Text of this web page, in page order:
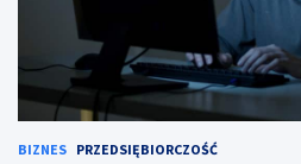
BIZNES PRZEDSIĘBIORCZOŚĆ